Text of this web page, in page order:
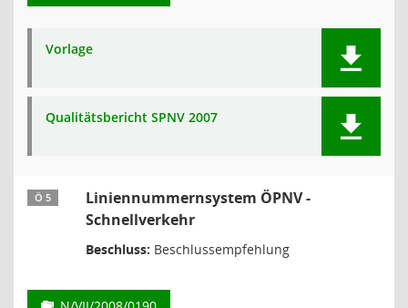
Vorlage
Qualitätsbericht SPNV 2007
Ö 5
Liniennummernsystem ÖPNV -
Schnellverkehr
Beschluss: Beschlussempfehlung